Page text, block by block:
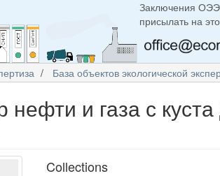
Заключения
присылать на
База объектов экологической
и газа с
Collections